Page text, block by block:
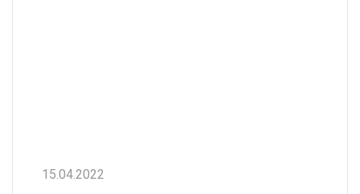
15.04.2022